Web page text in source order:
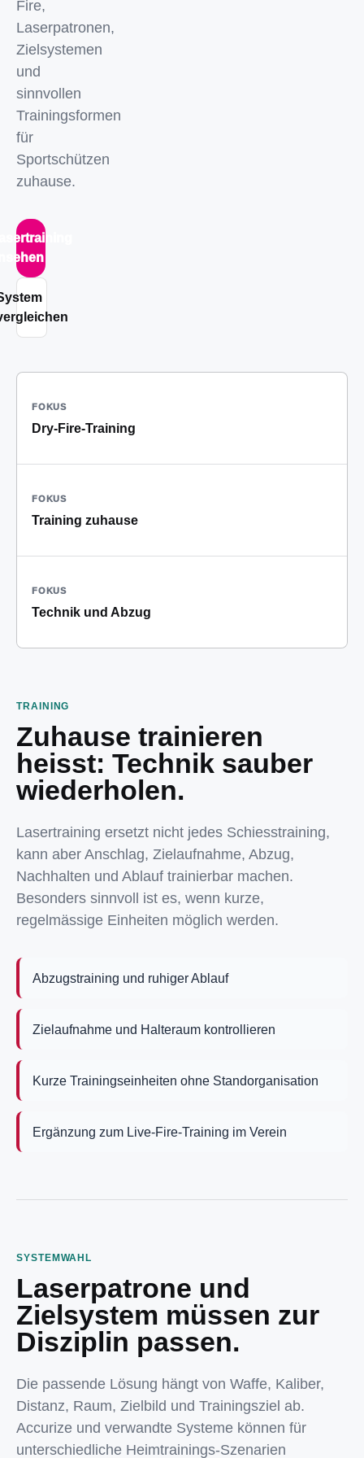
Fire,
Laserpatronen,
Zielsystemen
und
sinnvollen
Trainingsformen
für
Sportschützen
zuhause.
FOKUS
Dry-Fire-Training
FOKUS
Training zuhause
FOKUS
Technik und Abzug
TRAINING
Zuhause trainieren
heisst: Technik sauber
wiederholen.
Lasertraining ersetzt nicht jedes Schiesstraining,
kann aber Anschlag, Zielaufnahme, Abzug,
Nachhalten und Ablauf trainierbar machen.
Besonders sinnvoll ist es, wenn kurze,
regelmässige Einheiten möglich werden.
Abzugstraining und ruhiger Ablauf
Zielaufnahme und Halteraum kontrollieren
Kurze Trainingseinheiten ohne Standorganisation
Ergänzung zum Live-Fire-Training im Verein
SYSTEMWAHL
Laserpatrone und
Zielsystem müssen zur
Disziplin passen.
Die passende Lösung hängt von Waffe, Kaliber,
Distanz, Raum, Zielbild und Trainingsziel ab.
Accurize und verwandte Systeme können für
unterschiedliche Heimtrainings-Szenarien